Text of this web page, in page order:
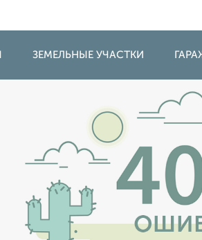
ЗЕМЕЛЬНЫЕ УЧАСТКИ